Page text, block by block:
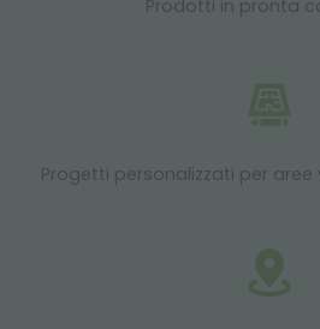
Prodotti in pronta
Progetti personalizzati per